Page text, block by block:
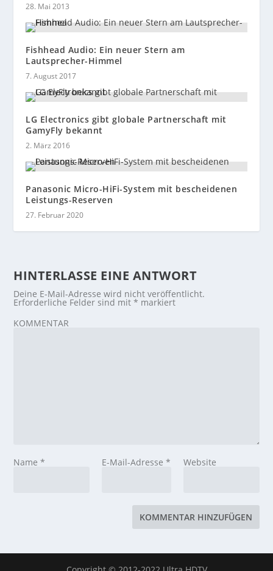
28. Mai 2013
Fishhead Audio: Ein neuer Stern am
Lautsprecher-Himmel
7. August 2017
LG Electronics gibt globale Partnerschaft mit
GamyFly bekannt
2. März 2016
Panasonic Micro-HiFi-System mit bescheidenen
Leistungs-Reserven
27. Februar 2020
HINTERLASSE EINE ANTWORT
Deine E-Mail-Adresse wird nicht veröffentlicht.
Erforderliche Felder sind mit* markiert
KOMMENTAR
Name* E-Mail-Adresse * Website